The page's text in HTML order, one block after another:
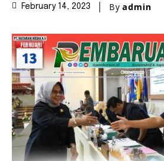
February 14, 2023 By admin